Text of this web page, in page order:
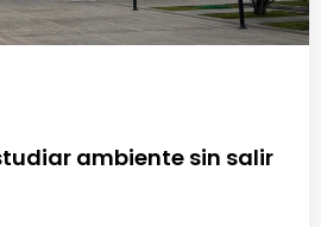
ambiente sin salir